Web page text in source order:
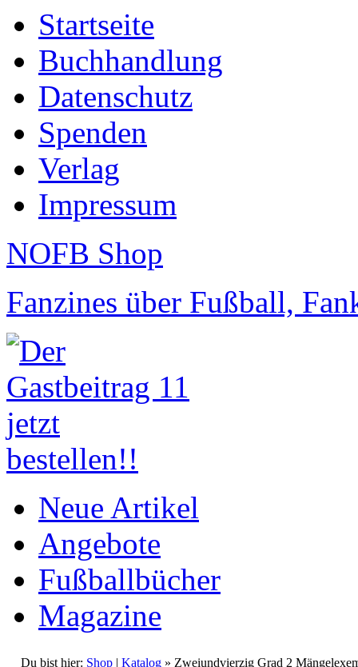
Startseite
Buchhandlung
Datenschutz
Spenden
Verlag
Impressum
NOFB Shop
Fanzines über Fußball,
Neue Artikel
Angebote
Fußballbücher
Magazine
Du bist hier: Shop | Katalog » Zweiundvierzig Grad 2